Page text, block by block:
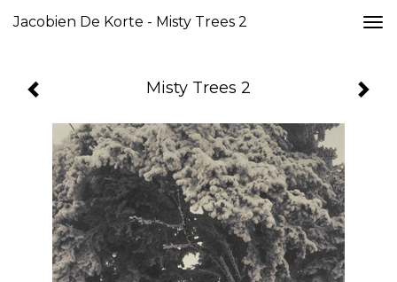
Jacobien De Korte - Misty Trees 2
Misty Trees 2